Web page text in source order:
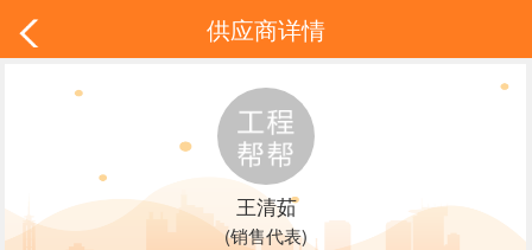
供应商详情
王清茹
(销售代表)